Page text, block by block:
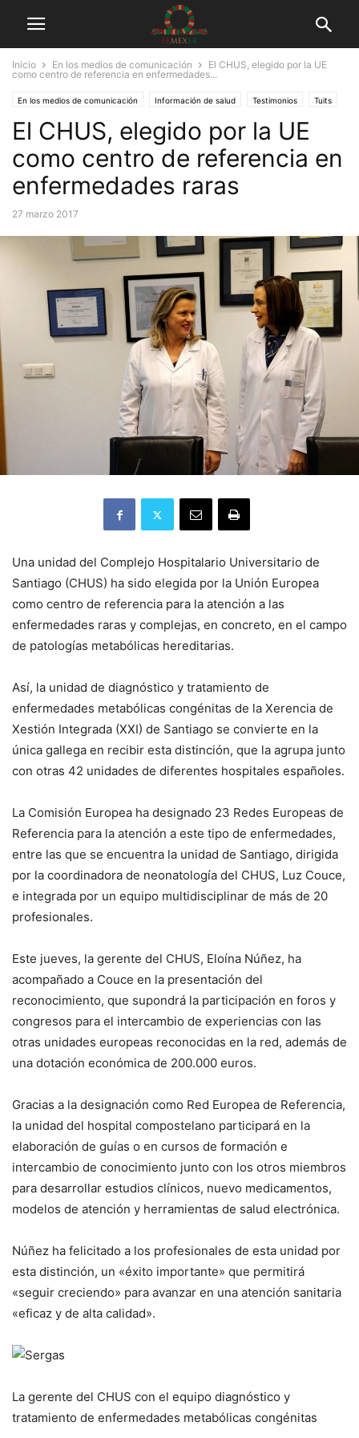
Inicio En los medios de comunicación
El CHUS, elegido por la UE
como centro de referencia en enfermedades...
En los medios de comunicación Información de salud Testimonios Tuits
El CHUS, elegido por la UE
como centro de referencia en
enfermedades raras
27 marzo 2017
Una unidad del Complejo Hospitalario Universitario de
Santiago (CHUS) ha sido elegida por la Unión Europea
como centro de referencia para la atención a las
enfermedades raras y complejas, en concreto, en el campo
de patologías metabólicas hereditarias.
Así, la unidad de diagnóstico y tratamiento de
enfermedades metabólicas congénitas de la Xerencia de
Xestión Integrada (XXI) de Santiago se convierte en la
única gallega en recibir esta distinción, que la agrupa junto
con otras 42 unidades de diferentes hospitales españoles.
La Comisión Europea ha designado 23 Redes Europeas de
Referencia para la atención a este tipo de enfermedades,
entre las que se encuentra la unidad de Santiago, dirigida
por la coordinadora de neonatología del CHUS, Luz Couce,
e integrada por un equipo multidisciplinar de más de 20
profesionales.
Este jueves, la gerente del CHUS, Eloína Núñez, ha
acompañado a Couce en la presentación del
reconocimiento, que supondrá la participación en foros y
congresos para el intercambio de experiencias con las
otras unidades europeas reconocidas en la red, además de
una dotación económica de 200.000 euros.
Gracias a la designación como Red Europea de Referencia,
la unidad del hospital compostelano participará en la
elaboración de guías o en cursos de formación e
intercambio de conocimiento junto con los otros miembros
para desarrollar estudios clínicos, nuevo medicamentos,
modelos de atención y herramientas de salud electrónica.
Núñez ha felicitado a los profesionales de esta unidad por
esta distinción, un «éxito importante» que permitirá
«seguir creciendo» para avanzar en una atención sanitaria
«eficaz y de alta calidad».
La gerente del CHUS con el equipo diagnóstico y
tratamiento de enfermedades metabólicas congénitas